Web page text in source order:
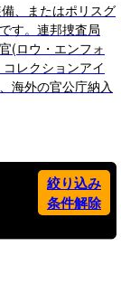
、またはポリスグ
す。連邦捜査局
(ロウ・エンフォ
レクションアイ
海外の官公庁納入
絞り込み
条件解除